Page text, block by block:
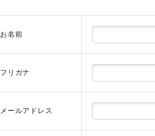
お名前
フリガナ
メールアドレス